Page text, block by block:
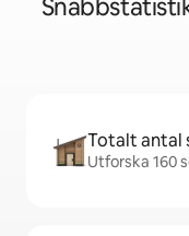
Totalt antal
Utforska 160